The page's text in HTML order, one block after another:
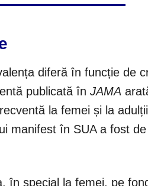
diferă în funcție de
publicată în JAMA
la femei și la
manifest în SUA a fost
în special la femei, pe